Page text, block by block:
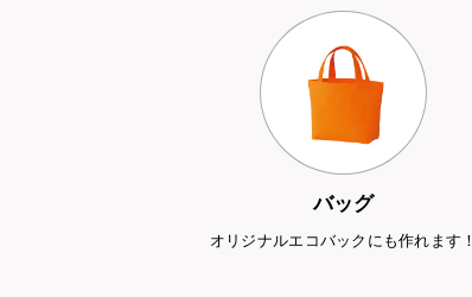
バッグ
オリジナルエコバックにも作れます！